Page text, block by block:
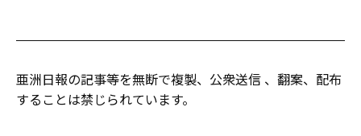
亜洲日報の記事等を無断で複製、公衆送信 、翻案、配布
することは禁じられています。